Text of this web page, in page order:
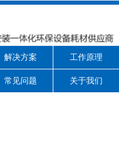
解决方案 工作原理
常见问题 关于我们